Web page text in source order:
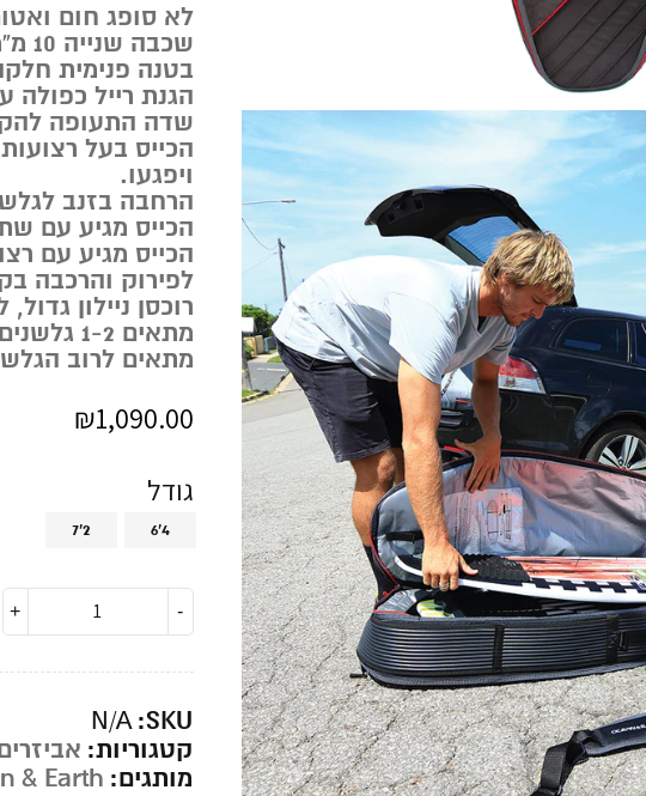
לא סופג חום
שכבה שנייה 10 מ”מ קצף בולם זעזועים.
בטנה פנימית
הגנת רייל כפולה
שדה התעופה
הכייס בעל
ויפגעו.
הרחבה בזנב
הכייס מגיע עם
לפירוק והרכבה
רוכסן ניילון
מתאים 1-2 גלשנים.
מתאים לרוב הגלשנים עד
₪1,090.00
גודל
6'4
7'2
SKU:
N/A
קטגוריות:
מותגים: & Earth